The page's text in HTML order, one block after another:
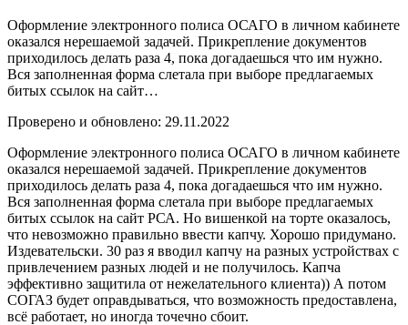
Оформление электронного полиса ОСАГО в личном кабинете
оказался нерешаемой задачей. Прикрепление документов
приходилось делать раза 4, пока догадаешься что им нужно.
Вся заполненная форма слетала при выборе предлагаемых
битых ссылок на сайт…
Проверено и обновлено: 29.11.2022
Оформление электронного полиса ОСАГО в личном кабинете
оказался нерешаемой задачей. Прикрепление документов
приходилось делать раза 4, пока догадаешься что им нужно.
Вся заполненная форма слетала при выборе предлагаемых
битых ссылок на сайт РСА. Но вишенкой на торте оказалось,
что невозможно правильно ввести капчу. Хорошо придумано.
Издевательски. 30 раз я вводил капчу на разных устройствах с
привлечением разных людей и не получилось. Капча
эффективно защитила от нежелательного клиента)) А потом
СОГАЗ будет оправдываться, что возможность предоставлена,
всё работает, но иногда точечно сбоит.